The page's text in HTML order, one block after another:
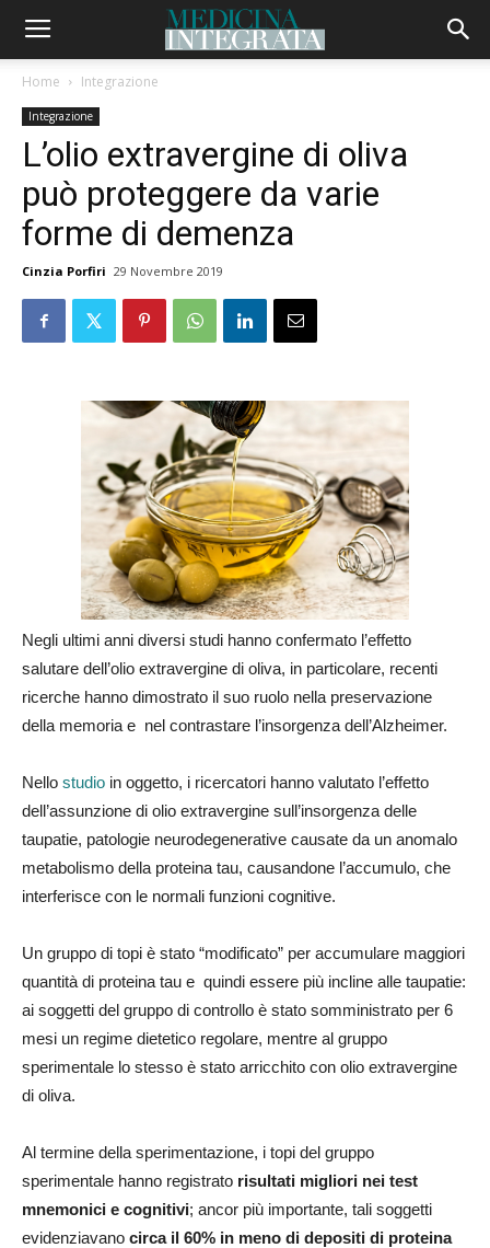
Home Integrazione
Integrazione
L’olio extravergine di oliva
può proteggere da varie
forme di demenza
Cinzia Porfiri 29 Novembre 2019
Negli ultimi anni diversi studi hanno confermato l’effetto
salutare dell’olio extravergine di oliva, in particolare, recenti
ricerche hanno dimostrato il suo ruolo nella preservazione
della memoria e nel contrastare l’insorgenza dell’Alzheimer.
Nello studio in oggetto, i ricercatori hanno valutato l’effetto
dell’assunzione di olio extravergine sull’insorgenza delle
taupatie, patologie neurodegenerative causate da un anomalo
metabolismo della proteina tau, causandone l’accumulo, che
interferisce con le normali funzioni cognitive.
Un gruppo di topi è stato “modificato” per accumulare maggiori
quantità di proteina tau e quindi essere più incline alle taupatie:
ai soggetti del gruppo di controllo è stato somministrato per 6
mesi un regime dietetico regolare, mentre al gruppo
sperimentale lo stesso è stato arricchito con olio extravergine
di oliva.
Al termine della sperimentazione, i topi del gruppo
sperimentale hanno registrato risultati migliori nei test
mnemonici e cognitivi; ancor più importante, tali soggetti
evidenziavano circa il 60% in meno di depositi di proteina